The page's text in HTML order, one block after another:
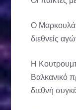
Ο
διεθνείς
Η
Βαλκανικό
διεθνή